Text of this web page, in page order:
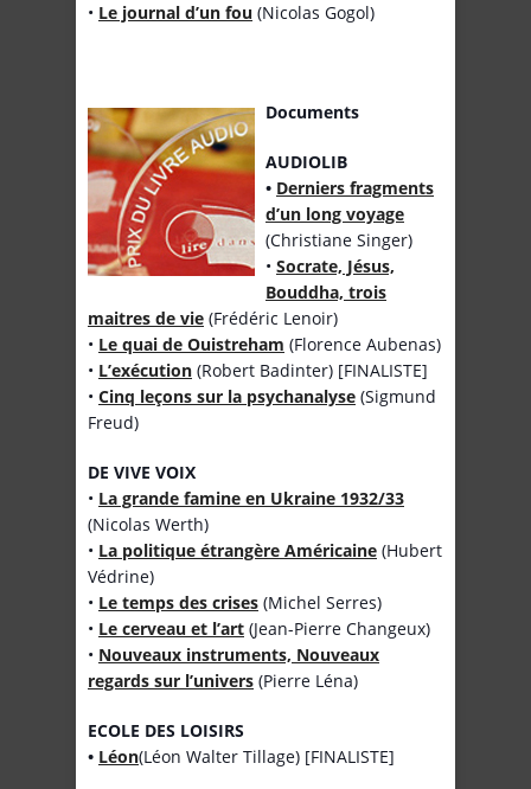
• Le journal d’un fou (Nicolas Gogol)
Documents
AUDIOLIB
• Derniers fragments
d’un long voyage
(Christiane Singer)
•Socrate, Jésus,
Bouddha, trois
maitres de vie (Frédéric Lenoir)
• Le quai de Ouistreham (Florence Aubenas)
• L’exécution (Robert Badinter) [FINALISTE]
• Cinq leçons sur la psychanalyse (Sigmund
Freud)
DE VIVE VOIX
• La grande famine en Ukraine 1932/33
(Nicolas Werth)
• La politique étrangère Américaine (Hubert
Védrine)
• Le temps des crises (Michel Serres)
• Le cerveau et l’art (Jean-Pierre Changeux)
• Nouveaux instruments, Nouveaux
regards sur l’univers (Pierre Léna)
ECOLE DES LOISIRS
• Léon(Léon Walter Tillage) [FINALISTE]